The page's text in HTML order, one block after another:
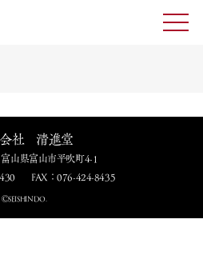
toggle
社 清進堂
山県富山市平吹町4-1
FAX：076-424-8435
ⒸSEISHINDO.